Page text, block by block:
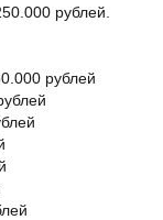
рублей.
рублей